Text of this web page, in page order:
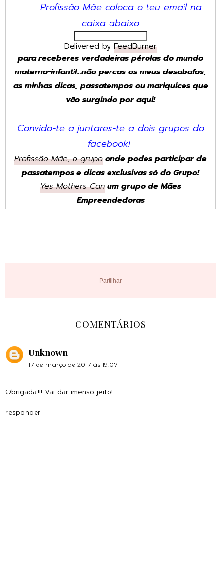
Profissão Mãe coloca o teu email na
caixa abaixo
Delivered by FeedBurner
para receberes verdadeiras pérolas do mundo
materno-infantil...não percas os meus desabafos,
as minhas dicas, passatempos ou mariquices que
vão surgindo por aqui!
Convido-te a juntares-te a dois grupos do
facebook!
Profissão Mãe, o grupo onde podes participar de
passatempos e dicas exclusivas só do Grupo!
Yes Mothers Can um grupo de Mães
Empreendedoras
Partilhar
COMENTÁRIOS
Unknown
17 de março de 2017 às 19:07
Obrigada!!!! Vai dar imenso jeito!
responder